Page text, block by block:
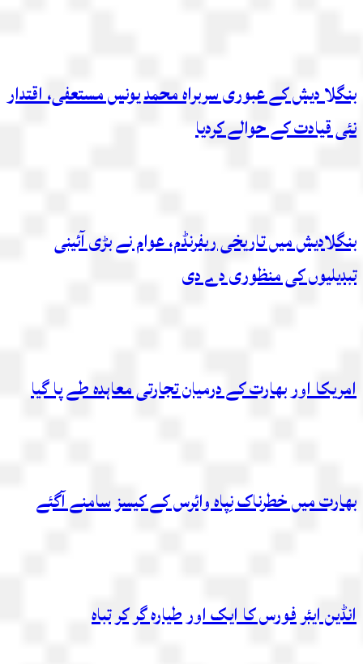
بنگلا دیش کے عبوری سربراہ محمد یونس مستعفی، اقتدار
نئی قیادت کے حوالے کردیا
بنگلادیش میں تاریخی ریفرنڈم، عوام نے بڑی آئینی
تبدیلیوں کی منظوری دے دی
امریکا اور بھارت کے درمیان تجارتی معاہدہ طے پا گیا
بھارت میں خطرناک نِپاہ وائرس کے کیسز سامنے آگئے
انڈین ایئر فورس کا ایک اور طیارہ گر کر تباہ